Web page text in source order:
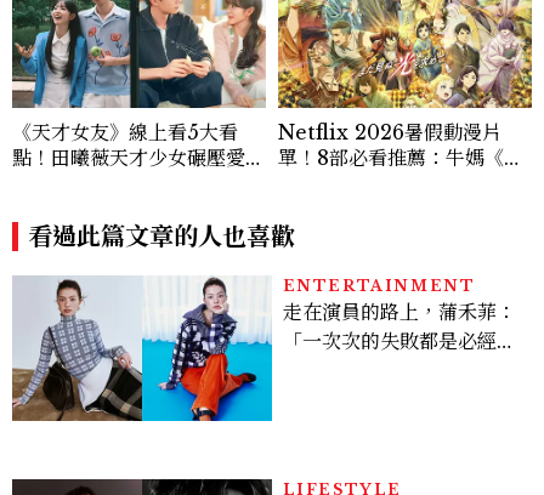
《天才女友》線上看5大看
點！田曦薇天才少女碾壓愛因
Netflix 2026暑假動漫片
單！8部必看推薦：牛媽《黃
看過此篇文章的人也喜歡
ENTERTAINMENT
走在演員的路上，蒲禾菲：
「一次次的失敗都是必經過
LIFESTYLE